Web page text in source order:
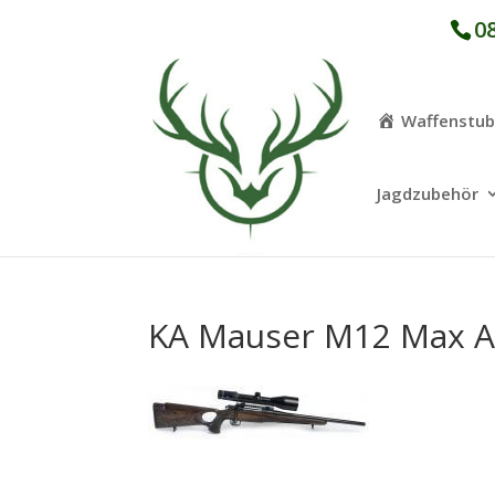
Jagdzubehör
KA Mauser M12 Max